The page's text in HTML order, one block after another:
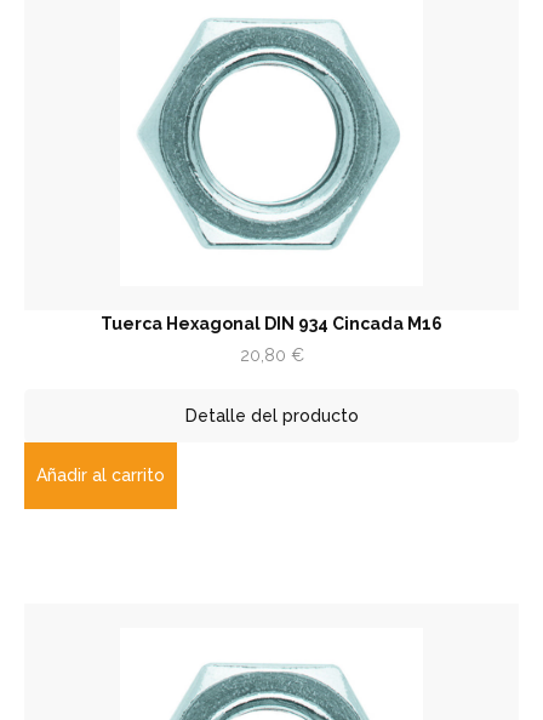
Tuerca Hexagonal DIN 934 Cincada M16
20,80 €
Detalle del producto
Añadir al carrito